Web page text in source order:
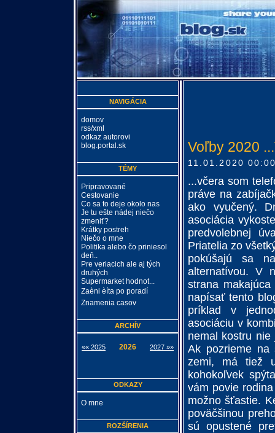
Voľby 2020
11.01.2020
...včera som
práve na
ako vyučený.
asociácia
predvolebnej
Priatelia zo
pokúšajú sa
alternatívou. V
strana
napísať tento
príklad v
asociáciu v
nemal kostru
Ak pozrieme na
zemi, má tiež
kohokoľvek
vám povie
možno šťastie.
poväčšinou
sú opustené
NAVIGÁCIA
domov
rss/xml
odkaz autorovi
blog.portal.sk
TÉMY
Pripravované
Cestovanie
Co sa to deje okolo nas
Je tu ešte nádej niečo
zmeniť?
Krátky postreh
Niečo o mne
Politika alebo čo priniesol
deň..
Pre veriacich ale aj tých
druhých
Supermarket hodnot...
Zaèni èíta po poradí
Znamenia casov
ARCHÍV
«« 2025 2026 2027 »»
ODKAZY
O mne
ROZŠÍRENIA